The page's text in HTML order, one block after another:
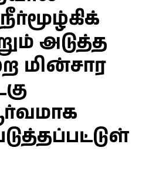
அடுத்த
மின்சார